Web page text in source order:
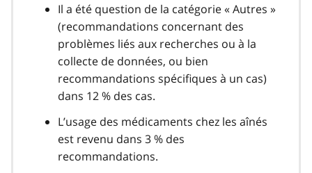
Il a été question de la catégorie « Autres »
(recommandations concernant des
problèmes liés aux recherches ou à la
collecte de données, ou bien
recommandations spécifiques à un cas)
dans 12 % des cas.
L’usage des médicaments chez les aînés
est revenu dans 3 % des
recommandations.